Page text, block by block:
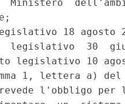
Ministero
18 agosto
legislativo  30
legislativo 10
1, lettera a)
l'obbligo per